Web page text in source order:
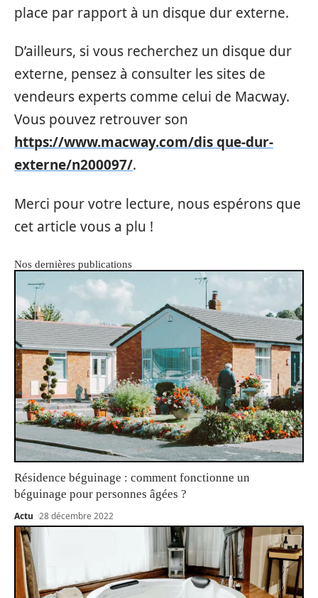
place par rapport à un disque dur externe.
D’ailleurs, si vous recherchez un disque dur
externe, pensez à consulter les sites de
vendeurs experts comme celui de Macway.
Vous pouvez retrouver son
https://www.macway.com/dis que-dur-
externe/n200097/.
Merci pour votre lecture, nous espérons que
cet article vous a plu !
Nos dernières publications
Résidence béguinage : comment fonctionne un
béguinage pour personnes âgées ?
Actu 28 décembre 2022